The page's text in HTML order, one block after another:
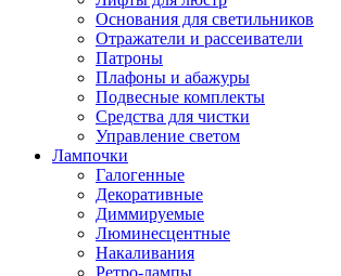
Основания для светильников
Отражатели и рассеиватели
Патроны
Плафоны и абажуры
Подвесные комплекты
Средства для чистки
Управление светом
Лампочки
Галогенные
Декоративные
Диммируемые
Люминесцентные
Накаливания
Ретро-лампы